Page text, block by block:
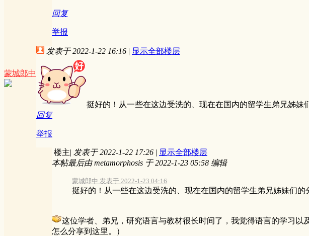
回复
举报
蒙城郎中
发表于 2022-1-22 16:16 | 显示全部楼层
挺好的！从一些在这边受洗的、现在在国内的留学生弟兄姊妹
回复
举报
楼主| 发表于 2022-1-22 17:26 | 显示全部楼层
本帖最后由 metamorphosis 于 2022-1-23 05:58 编辑
蒙城郎中 发表于 2022-1-23 04:16
挺好的！从一些在这边受洗的、现在在国内的留学生弟兄姊妹们
这位学者、弟兄，研究语言与教材很长时间了，我觉得语言的学习
怎么分享到这里。）